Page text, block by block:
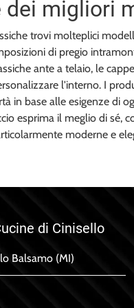
dei migliori
trovi molteplici
di pregio
ante a telaio, le
l'interno. I
in base alle esigenze di
esprima il meglio di sé,
moderne e
di Cinisello
Balsamo (MI)